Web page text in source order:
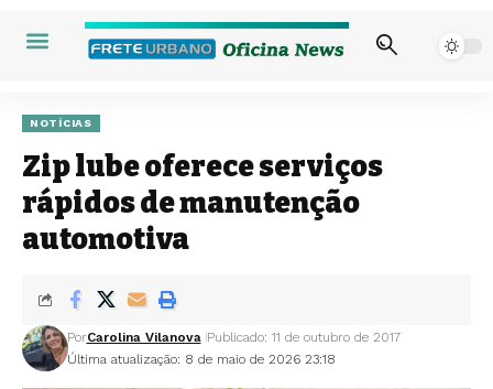
NOTÍCIAS
Zip lube oferece serviços
rápidos de manutenção
automotiva
Última atualização: 8 de maio de 2026 23:18
PorCarolina Vilanova Publicado: 11 de outubro de 2017